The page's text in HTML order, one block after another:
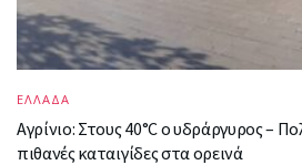
ΕΛΛΑΔΑ
Αγρίνιο: Στους 40°C ο υδράργυρος –
πιθανές καταιγίδες στα ορεινά